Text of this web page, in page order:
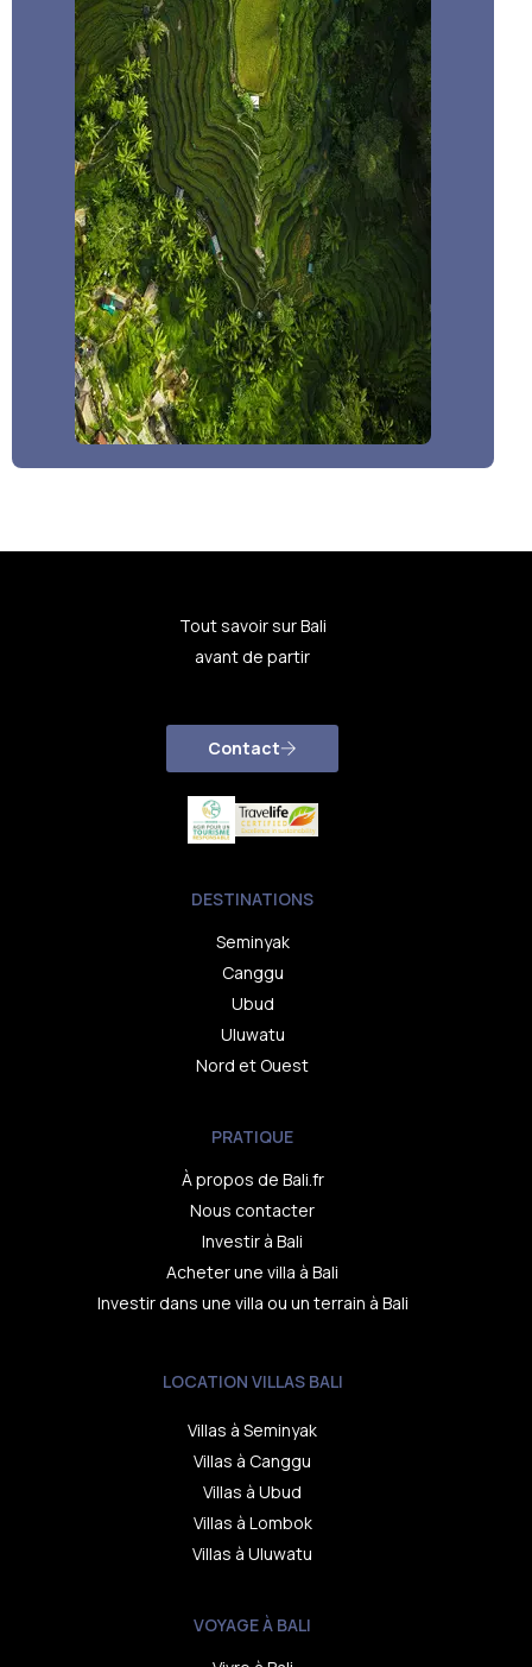
Tout savoir sur Bali
avant de partir
Contact
DESTINATIONS
Seminyak
Canggu
Ubud
Uluwatu
Nord et Ouest
PRATIQUE
À propos de Bali.fr
Nous contacter
Investir à Bali
Acheter une villa à Bali
Investir dans une villa ou un terrain à Bali
LOCATION VILLAS BALI
Villas à Seminyak
Villas à Canggu
Villas à Ubud
Villas à Lombok
Villas à Uluwatu
VOYAGE À BALI